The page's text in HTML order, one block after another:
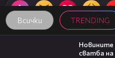
Всички TRENDING
01:54
Новините
сватба на